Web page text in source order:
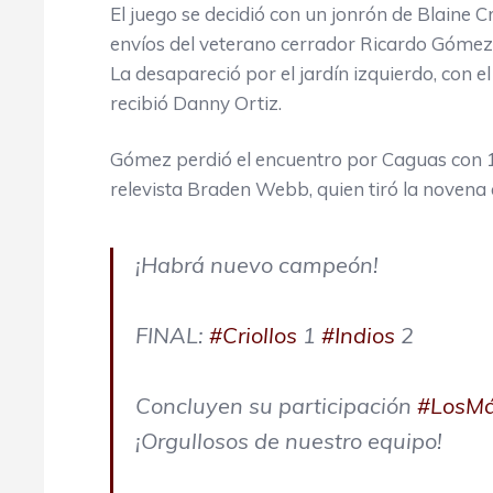
El juego se decidió con un jonrón de Blaine
envíos del veterano cerrador Ricardo
La desapareció por el jardín izquierdo, con
recibió Danny Ortiz.
Gómez perdió el encuentro por Caguas
relevista Braden Webb, quien tiró la novena
¡Habrá nuevo campeón!
FINAL: #Criollos 1 #Indios 2
Concluyen su participación
¡Orgullosos de nuestro equipo!